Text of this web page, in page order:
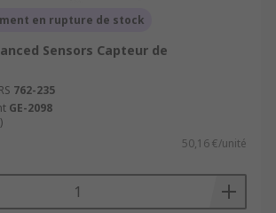
en rupture de stock
Sensors Capteur de
762-235
GE-2098
50,16 €/unité